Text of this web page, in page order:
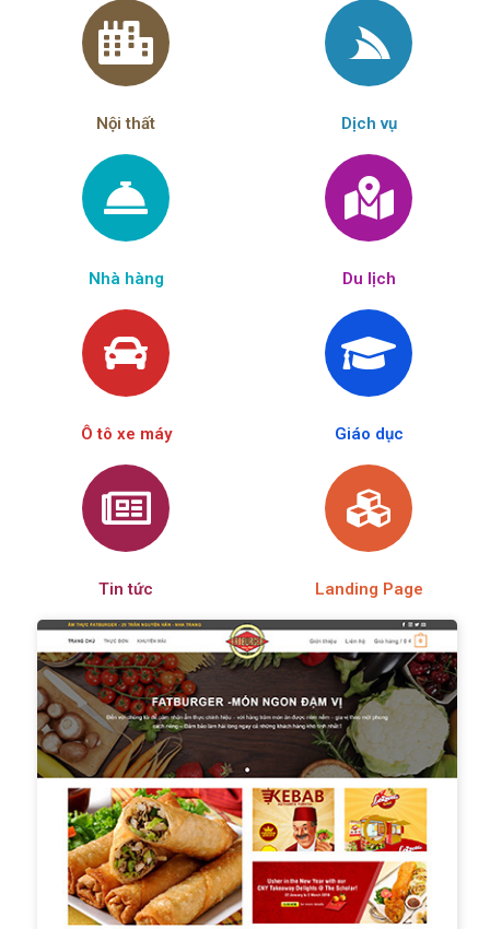
Nội thất Dịch vụ
Nhà hàng Du lịch
Ô tô xe máy Giáo dục
Tin tức Landing Page